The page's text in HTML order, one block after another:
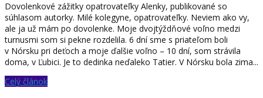
Dovolenkové zážitky opatrovateľky Alenky, publikované so
súhlasom autorky. Milé kolegyne, opatrovateľky. Neviem ako vy,
ale ja už mám po dovolenke. Moje dvojtýždňové voľno medzi
turnusmi som si pekne rozdelila. 6 dní sme s priateľom boli
v Nórsku pri deťoch a moje ďalšie voľno – 10 dní, som strávila
doma, v Ľubici. Je to dedinka neďaleko Tatier. V Nórsku bola zima...
Celý článok